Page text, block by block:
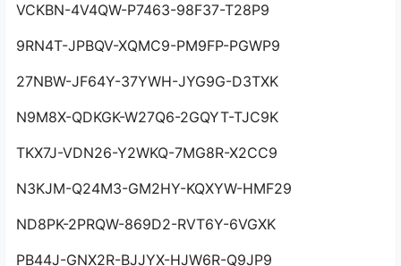
VCKBN-4V4QW-P7463-98F37-T28P9
9RN4T-JPBQV-XQMC9-PM9FP-PGWP9
27NBW-JF64Y-37YWH-JYG9G-D3TXK
N9M8X-QDKGK-W27Q6-2GQYT-TJC9K
TKX7J-VDN26-Y2WKQ-7MG8R-X2CC9
N3KJM-Q24M3-GM2HY-KQXYW-HMF29
ND8PK-2PRQW-869D2-RVT6Y-6VGXK
PB44J-GNX2R-BJJYX-HJW6R-Q9JP9